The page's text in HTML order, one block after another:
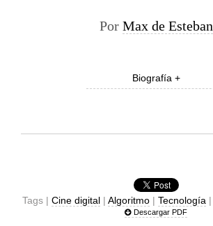
Por Max de Esteban
Biografía +
Tags | Cine digital| Algoritmo| Tecnología |
Descargar PDF